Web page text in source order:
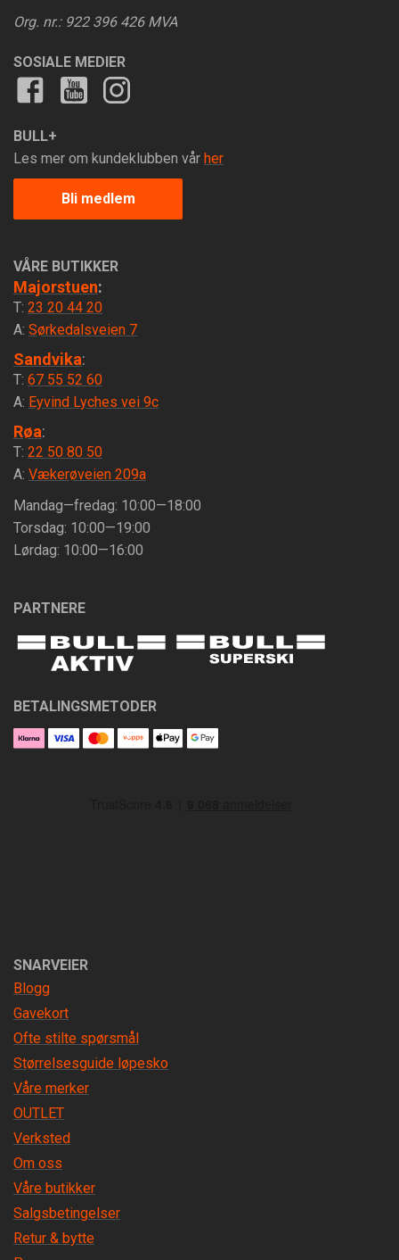
Org. nr.: 922 396 426 MVA
SOSIALE MEDIER
BULL+
Les mer om kundeklubben vår her
Bli medlem
VÅRE BUTIKKER
Majorstuen:
T: 23 20 44 20
A: Sørkedalsveien 7
Sandvika:
T: 67 55 52 60
A: Eyvind Lyches vei 9c
Røa:
T: 22 50 80 50
A: Vækerøveien 209a
Mandag—fredag: 10:00—18:00
Torsdag: 10:00—19:00
Lørdag: 10:00—16:00
PARTNERE
BETALINGSMETODER
SNARVEIER
Blogg
Gavekort
Ofte stilte spørsmål
Størrelsesguide løpesko
Våre merker
OUTLET
Verksted
Om oss
Våre butikker
Salgsbetingelser
Retur & bytte